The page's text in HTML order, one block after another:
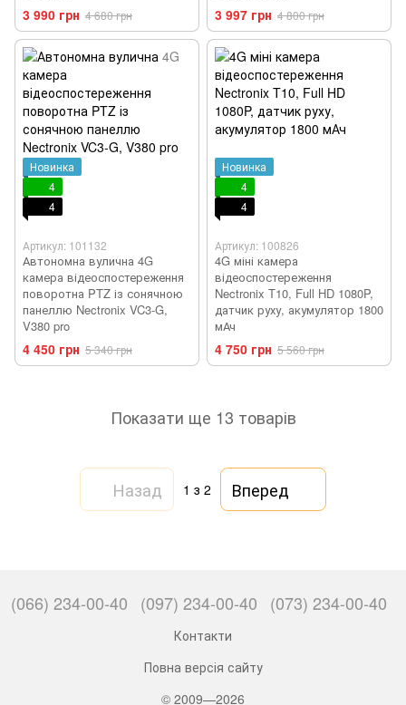
3 990 грн 4 680 грн 3 997 грн 4 800 грн
Новинка
4
4
Артикул: 101132
Автономна вулична 4G
камера відеоспостереження
поворотна PTZ із сонячною
панеллю Nectronix VC3-G,
V380 pro
4 450 грн 5 340 грн
Новинка
4
4
Артикул: 100826
4G міні камера
відеоспостереження
Nectronix T10, Full HD 1080P,
датчик руху, акумулятор 1800
мАч
4 750 грн 5 560 грн
Показати ще 13 товарів
Назад 1 з 2 Вперед
(066) 234-00-40 (097) 234-00-40 (073) 234-00-40
Контакти
Повна версія сайту
© 2009—2026